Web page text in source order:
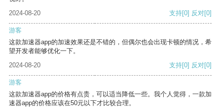
2024-08-20
支持[0] 反对[0]
游客
这款加速器app的加速效果还是不错的，但偶尔也会出现卡顿的情况，希
望开发者能够优化一下。
2024-08-20
支持[0] 反对[0]
游客
这款加速器app的价格有点贵，可以适当降低一些。我个人觉得，一款加
速器app的价格应该在50元以下才比较合理。